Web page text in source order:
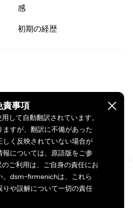
責事項
して自動翻訳されています。
すが、翻訳に不備があった
しく反映されていない場合が
については、原語版をご参
ご利用は、ご自身の責任にお
。dsm-firmenichは、これら
りや誤解について一切の責任
感
初期の経歴
断転載・複製を禁じます。